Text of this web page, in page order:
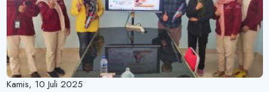
Kamis, 10 Juli 2025